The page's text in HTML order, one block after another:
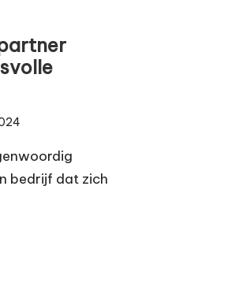
bedrijf dat zich